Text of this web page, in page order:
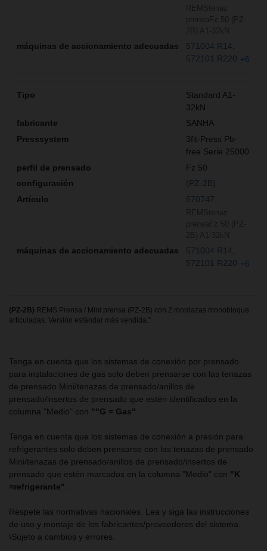
571004 R14
572101 R220 +6
Standard A1-
32kN
SANHA
3fit-Press Pb-
free Serie 25000
Fz 50
(PZ-2B)
570747
571004 R14
572101 R220 +6
(PZ-2B) REMS Prensa / Mini prensa (PZ-2B) con 2 mordazas monobloque
articuladas. Versión estándar más vendida.”
Tenga en cuenta que los sistemas de conexión por prensado
para instalaciones de gas solo deben prensarse con las tenazas
de prensado Mini/tenazas de prensado/anillos de
prensado/insertos de prensado que estén identificados en la
columna "Medio" con ""G = Gas"
Tenga en cuenta que los sistemas de conexión a presión para
refrigerantes solo deben prensarse con las tenazas de prensado
Mini/tenazas de prensado/anillos de prensado/insertos de
prensado que estén marcados en la columna "Medio" con "K
=refrigerante"
Respete las normativas nacionales. Lea y siga las instrucciones
de uso y montaje de los fabricantes/proveedores del sistema.
\Sujeto a cambios y errores.